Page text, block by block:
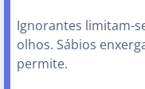
Ignorantes limitam-
olhos. Sábios
permite.